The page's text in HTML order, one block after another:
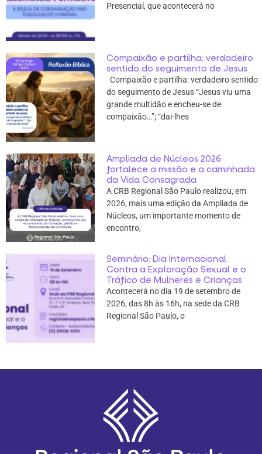
Presencial, que acontecerá no
Compaixão e partilha: verdadeiro
sentido do seguimento de Jesus
Compaixão e partilha: verdadeiro sentido
do seguimento de Jesus “Jesus viu uma
grande multidão e encheu-se de
compaixão…”; “dai-lhes
Ampliada de Núcleos 2026
fortalece a missão e a caminhada
da Vida Consagrada
A CRB Regional São Paulo realizou, em
2026, mais uma edição da Ampliada de
Núcleos, um importante momento de
encontro,
Seminário: Dia Internacional
Contra a Exploração Sexual e o
Tráfico de Mulheres e Crianças
Acontecerá no dia 19 de setembro de
2026, das 8h às 16h, na sede da CRB
Regional São Paulo, o